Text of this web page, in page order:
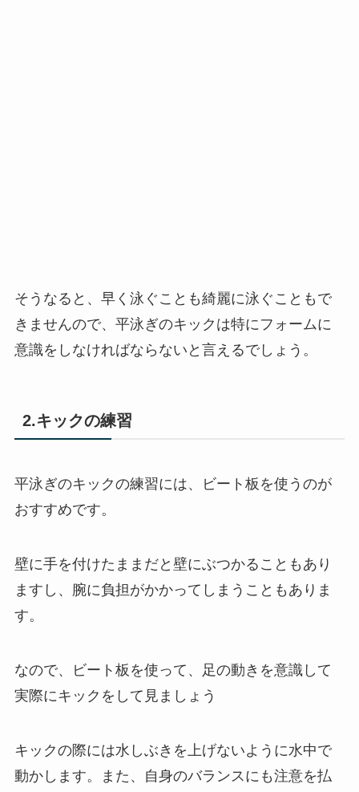
そうなると、早く泳ぐことも綺麗に泳ぐこともで
きませんので、平泳ぎのキックは特にフォームに
意識をしなければならないと言えるでしょう。
2.キックの練習
平泳ぎのキックの練習には、ビート板を使うのが
おすすめです。
壁に手を付けたままだと壁にぶつかることもあり
ますし、腕に負担がかかってしまうこともありま
す。
なので、ビート板を使って、足の動きを意識して
実際にキックをして見ましょう
キックの際には水しぶきを上げないように水中で
動かします。また、自身のバランスにも注意を払